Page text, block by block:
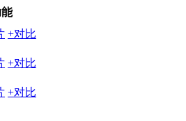
+对比
+对比
+对比